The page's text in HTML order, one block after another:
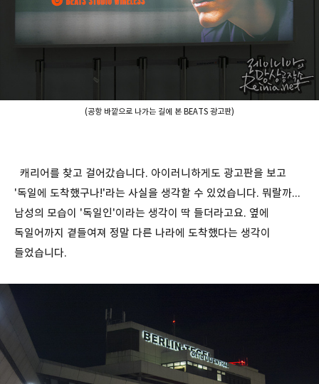
(공항 바깥으로 나가는 길에 본 BEATS 광고판)
캐리어를 찾고 걸어갔습니다. 아이러니하게도 광고판을 보고
'독일에 도착했구나!'라는 사실을 생각할 수 있었습니다. 뭐랄까...
남성의 모습이 '독일인'이라는 생각이 딱 들더라고요. 옆에
독일어까지 곁들여져 정말 다른 나라에 도착했다는 생각이
들었습니다.